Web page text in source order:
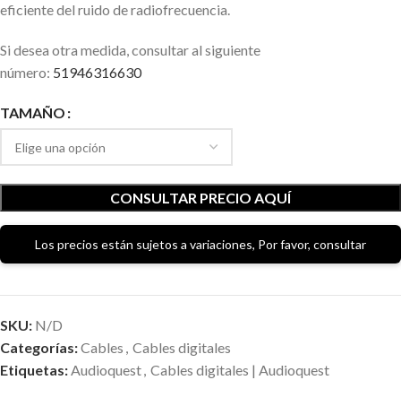
eficiente del ruido de radiofrecuencia.
Si desea otra medida, consultar al siguiente
número: 51946316630
TAMAÑO
CONSULTAR PRECIO AQUÍ
Los precios están sujetos a variaciones, Por favor, consultar
SKU: N/D
Categorías:Cables , Cables digitales
Etiquetas:Audioquest, Cables digitales | Audioquest